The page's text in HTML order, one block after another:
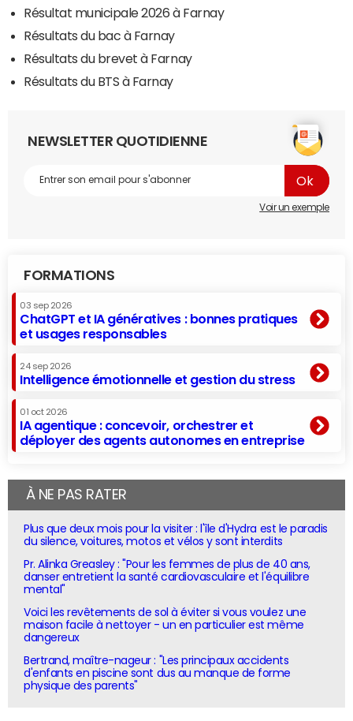
Résultat municipale 2026 à Farnay
Résultats du bac à Farnay
Résultats du brevet à Farnay
Résultats du BTS à Farnay
NEWSLETTER QUOTIDIENNE
Voir un exemple
FORMATIONS
03 sep 2026
ChatGPT et IA génératives : bonnes pratiques
et usages responsables
24 sep 2026
Intelligence émotionnelle et gestion du stress
01 oct 2026
IA agentique : concevoir, orchestrer et
déployer des agents autonomes en entreprise
À NE PAS RATER
Plus que deux mois pour la visiter : l'île d'Hydra est le paradis
du silence, voitures, motos et vélos y sont interdits
Pr. Alinka Greasley : "Pour les femmes de plus de 40 ans,
danser entretient la santé cardiovasculaire et l'équilibre
mental"
Voici les revêtements de sol à éviter si vous voulez une
maison facile à nettoyer - un en particulier est même
dangereux
Bertrand, maître-nageur : "Les principaux accidents
d'enfants en piscine sont dus au manque de forme
physique des parents"